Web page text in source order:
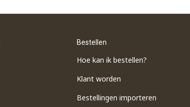
Bestellen
Hoe kan ik bestellen?
Klant worden
Bestellingen importeren